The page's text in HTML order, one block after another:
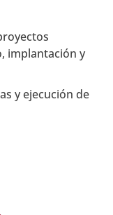
implantación y
y ejecución de